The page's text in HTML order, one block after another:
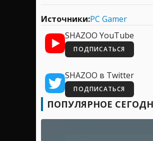
Источники:PC Gamer
SHAZOO YouTube
ПОДПИСАТЬСЯ
SHAZOO в Twitter
ПОДПИСАТЬСЯ
ПОПУЛЯРНОЕ